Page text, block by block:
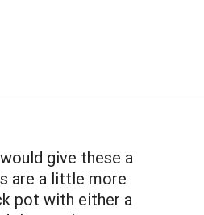
give these a
are a little more
pot with either a